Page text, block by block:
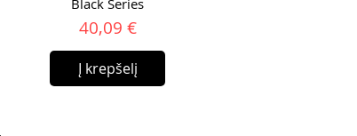
Black Series
Kaina
40,09 €
Į krepšelį